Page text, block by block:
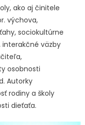
ako aj činitele
výchova,
sociokultúrne
väzby
osobnosti
Autorky
rodiny a školy
dieťaťa.